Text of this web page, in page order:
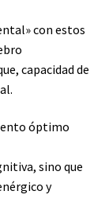
con estos
capacidad de
óptimo
sino que
y